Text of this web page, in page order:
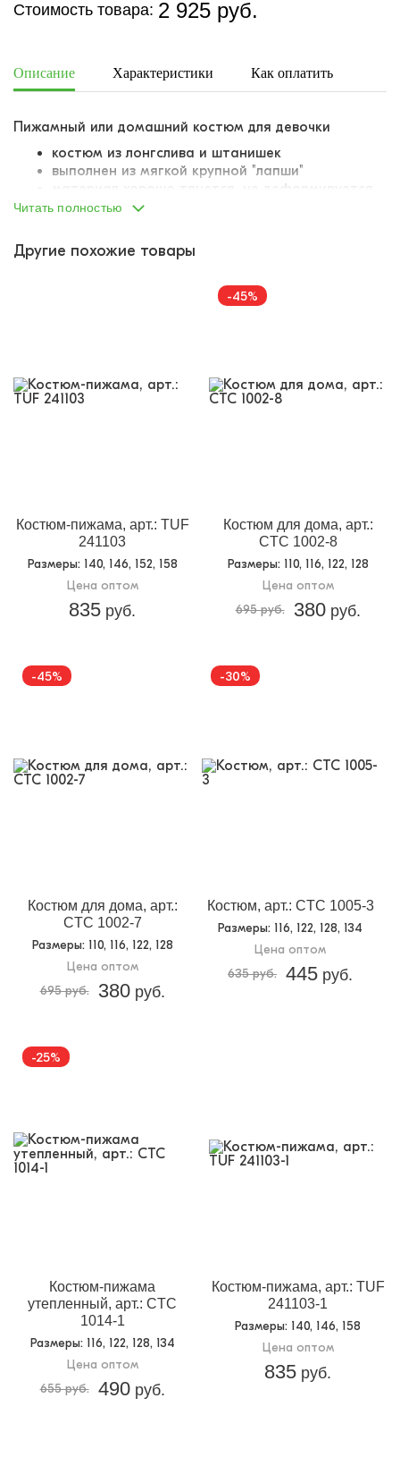
Стоимость товара: 2 925 руб.
Описание Характеристики Как оплатить
Пижамный или домашний костюм для девочки
костюм из лонгслива и штанишек
выполнен из мягкой крупной "лапши"
материал хорошо тянется, не деформируется,
легко возвращает первоначальную форму
полуприлегаюший силуэт
украшен рюшами из того же материала, что и
паттерном
Читать полностью
Другие похожие товары
Костюм-пижама, арт.: TUF
241103
Размеры: 140, 146, 152, 158
Цена оптом
835 руб.
-45%
Костюм для дома, арт.:
CTC 1002-8
Размеры: 110, 116, 122, 128
Цена оптом
695 руб.
380руб.
-45%
Костюм для дома, арт.:
CTC 1002-7
Размеры: 110, 116, 122, 128
Цена оптом
695 руб.
380руб.
-30%
Костюм, арт.: CTC 1005-3
Размеры: 116, 122, 128, 134
Цена оптом
635 руб. 445 руб.
-25%
Костюм-пижама
утепленный, арт.: CTC
1014-1
Размеры: 116, 122, 128, 134
Цена оптом
655 руб.
490руб.
Костюм-пижама, арт.: TUF
241103-1
Размеры: 140, 146, 158
Цена оптом
835 руб.